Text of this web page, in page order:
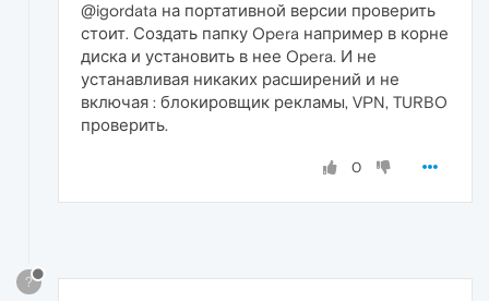
@igordata на портативной версии проверить
стоит. Создать папку Opera например в корне
диска и установить в нее Opera. И не
устанавливая никаких расширений и не
включая : блокировщик рекламы, VPN, TURBO
проверить.
0
?